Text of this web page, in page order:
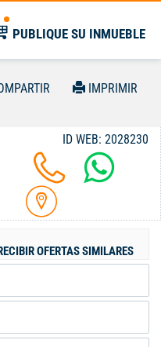
PUBLIQUE SU INMUEBLE
IMPRIMIR
ID WEB: 2028230
OFERTAS SIMILARES